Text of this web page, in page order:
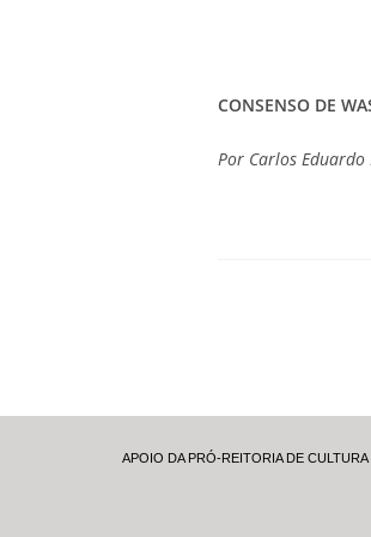
CONSENSO DE
Por Carlos
APOIO DA PRÓ-REITORIA DE